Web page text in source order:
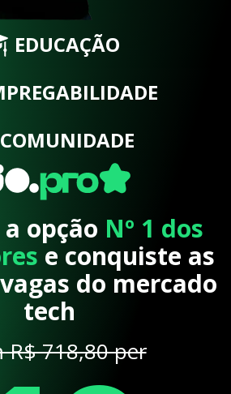
EDUCAÇÃO
COMUNIDADE
opção Nº 1 dos
e conquiste as
do mercado
tech
R$ 718,80 per